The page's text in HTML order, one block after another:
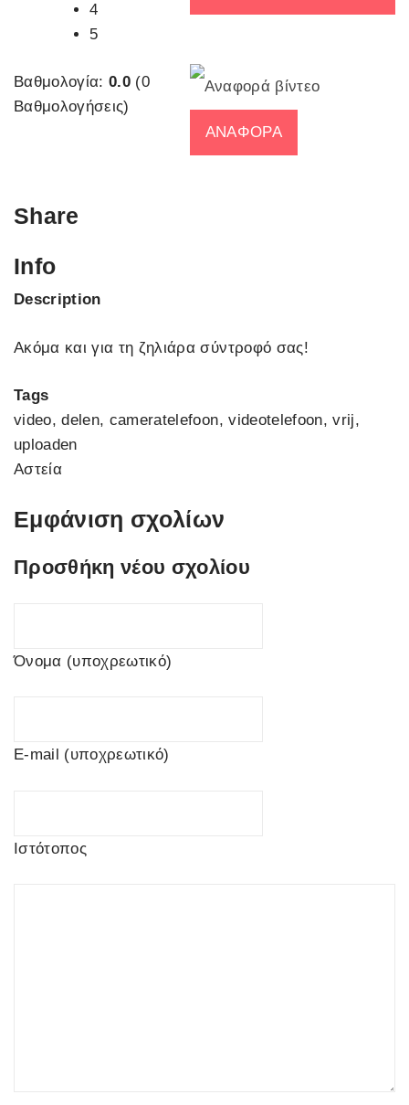
4
5
Βαθμολογία: 0.0 (0
Βαθμολογήσεις)
Share
Info
Description
Ακόμα και για τη ζηλιάρα σύντροφό σας!
Tags
video, delen, cameratelefoon, videotelefoon, vrij,
uploaden
Αστεία
Εμφάνιση σχολίων
Προσθήκη νέου σχολίου
Όνομα (υποχρεωτικό)
E-mail (υποχρεωτικό)
Ιστότοπος